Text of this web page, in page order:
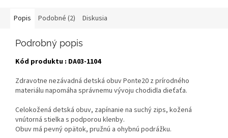
Popis Podobné (2) Diskusia
Podrobný popis
Kód produktu : DA03-1104
Zdravotne nezávadná detská obuv Ponte20 z prírodného
materiálu napomáha správnemu vývoju chodidla dieťaťa.
Celokožená detská obuv, zapínanie na suchý zips, kožená
vnútorná stielka s podporou klenby.
Obuv má pevný opätok, pružnú a ohybnú podrážku.